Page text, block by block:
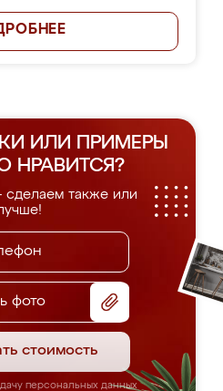
ИЛИ ПРИМЕРЫ
НРАВИТСЯ?
сделаем также или
фото
стоимость
персональных данных